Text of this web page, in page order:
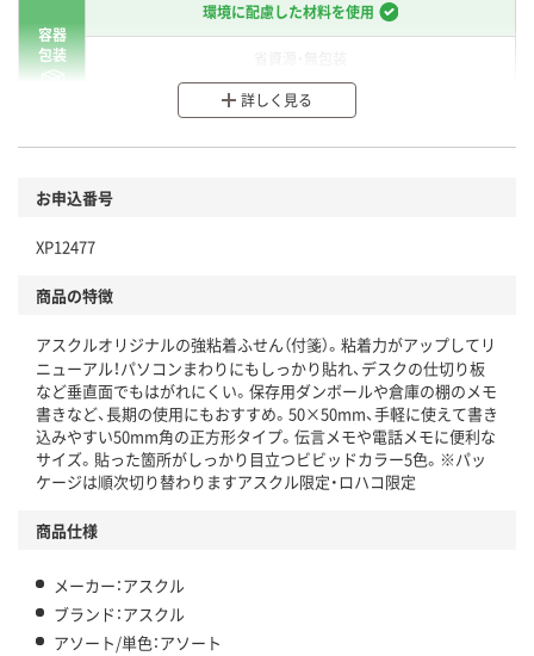
容器
包装
環境に配慮した材料を使用
分別・リサイクルしやすい設計
商品
本体
仕組
アスクルで資源循環している
温室効果ガスなどの削減
この商品の環境配慮ポイントです。下記商品詳細「
アスクル商品環境スコア詳細／加点項目
」で確認できます。
詳しく見る
お申込番号
XP12477
商品の特徴
アスクルオリジナルの強粘着ふせん（付箋）。粘着力がアップしてリ
ニューアル！パソコンまわりにもしっかり貼れ、デスクの仕切り板
など垂直面でもはがれにくい。保存用ダンボールや倉庫の棚のメモ
書きなど、長期の使用にもおすすめ。50×50mm、手軽に使えて書き
込みやすい50mm角の正方形タイプ。伝言メモや電話メモに便利な
サイズ。貼った箇所がしっかり目立つビビッドカラー5色。※パッ
ケージは順次切り替わりますアスクル限定・ロハコ限定
商品仕様
メーカー：アスクル
ブランド：アスクル
アソート/単色：アソート